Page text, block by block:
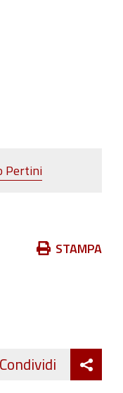
Pertini
STAMPA
Condividi